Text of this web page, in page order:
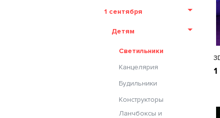
1 сентября
Детям
Светильники
Канцелярия
Будильники
Конструкторы
Ланчбоксы и